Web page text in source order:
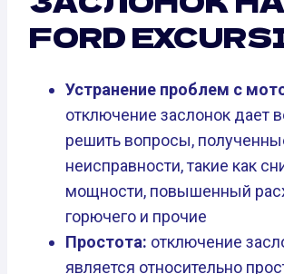
FORD
Устранение проблем с
отключение заслонок дает
решить вопросы,
неисправности, такие как
мощности, повышенный
горючего и прочие
Простота: отключение
является относительно